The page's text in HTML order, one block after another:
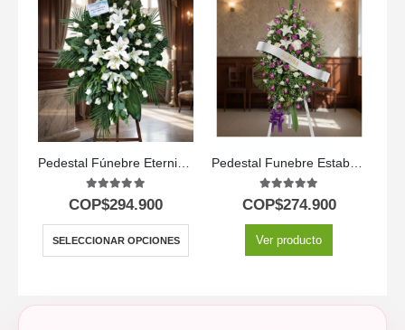
5.00out of 5
COP$294.900
SELECCIONAR OPCIONES
5.00out of 5
COP$274.900
Ver producto